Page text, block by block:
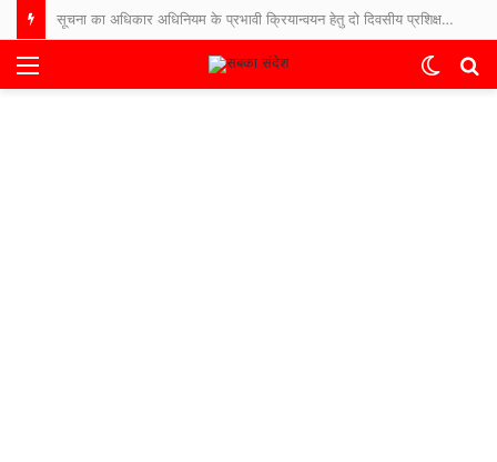
सूचना का अधिकार अधिनियम के प्रभावी क्रियान्वयन हेतु दो दिवसीय प्रशिक्षण-सह-कार्यशाला शुरू
Menu
Switch